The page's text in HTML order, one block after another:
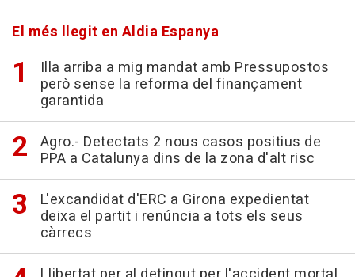
El més llegit en Aldia Espanya
Illa arriba a mig mandat amb Pressupostos
però sense la reforma del finançament
garantida
Agro.- Detectats 2 nous casos positius de
PPA a Catalunya dins de la zona d'alt risc
L'excandidat d'ERC a Girona expedientat
deixa el partit i renúncia a tots els seus
càrrecs